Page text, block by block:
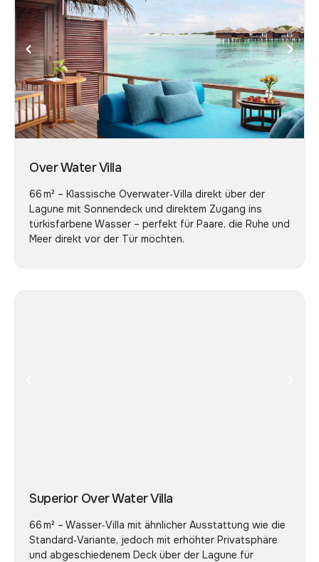
Over Water Villa
66 m² – Klassische Overwater‑Villa direkt über der
Lagune mit Sonnendeck und direktem Zugang ins
türkisfarbene Wasser – perfekt für Paare, die Ruhe und
Meer direkt vor der Tür möchten.
Superior Over Water Villa
66 m² – Wasser‑Villa mit ähnlicher Ausstattung wie die
Standard‑Variante, jedoch mit erhöhter Privatsphäre
und abgeschiedenem Deck über der Lagune für